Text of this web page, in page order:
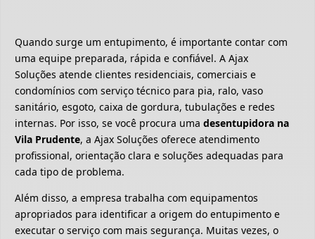
Quando surge um entupimento, é importante contar com
uma equipe preparada, rápida e confiável. A Ajax
Soluções atende clientes residenciais, comerciais e
condomínios com serviço técnico para pia, ralo, vaso
sanitário, esgoto, caixa de gordura, tubulações e redes
internas. Por isso, se você procura uma desentupidora na
Vila Prudente, a Ajax Soluções oferece atendimento
profissional, orientação clara e soluções adequadas para
cada tipo de problema.
Além disso, a empresa trabalha com equipamentos
apropriados para identificar a origem do entupimento e
executar o serviço com mais segurança. Muitas vezes, o